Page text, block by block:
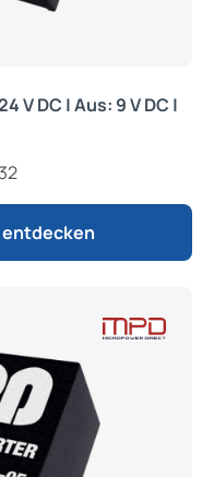
V DC | Aus: 9 V DC |